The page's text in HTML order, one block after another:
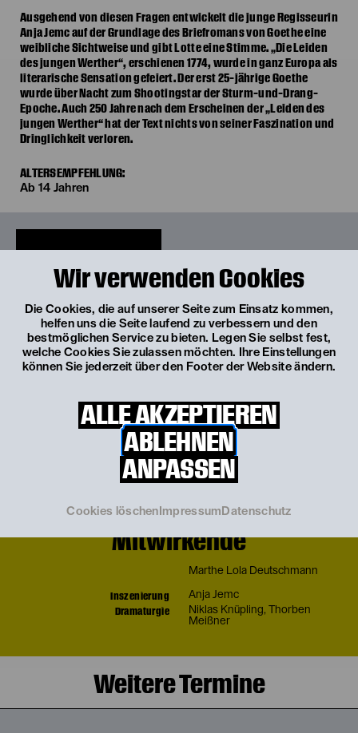
Wir verwenden Cookies
Die Cookies, die auf unserer Seite zum Einsatz kommen,
helfen uns die Seite laufend zu verbessern und den
bestmöglichen Service zu bieten. Legen Sie selbst fest,
welche Cookies Sie zulassen möchten. Ihre Einstellungen
können Sie jederzeit über den Footer der Website ändern.
ALLE AKZEPTIEREN
ABLEHNEN
ANPASSEN
Cookies löschen Impressum Datenschutz
Ausgehend von diesen Fragen entwickelt die junge Regisseurin
Anja Jemc auf der Grundlage des Briefromans von Goethe eine
weibliche Sichtweise und gibt Lotte eine Stimme. „Die Leiden
des jungen Werther“, erschienen 1774, wurde in ganz Europa als
literarische Sensation gefeiert. Der erst 25-jährige Goethe
wurde über Nacht zum Shootingstar der Sturm-und-Drang-
Epoche. Auch 250 Jahre nach dem Erscheinen der „Leiden des
jungen Werther“ hat der Text nichts von seiner Faszination und
Dringlichkeit verloren.
ALTERSEMPFEHLUNG:
Ab 14 Jahren
© Franzi Kreis
Mitwirkende
Marthe Lola Deutschmann
Inszenierung Anja Jemc
Dramaturgie Niklas Knüpling,
Thorben
Meißner
Weitere Termine